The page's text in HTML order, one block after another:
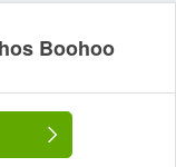
Boohoo